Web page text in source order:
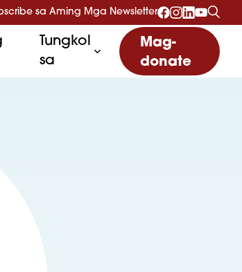
sa Aming Mga Newsletter
Tungkol
sa
Mag-
donate